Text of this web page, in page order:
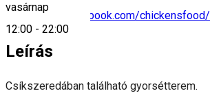
vasárnap
12:00 - 22:00
https://www.facebook.com/chickensfood/
Leírás
Csíkszeredában található gyorsétterem.